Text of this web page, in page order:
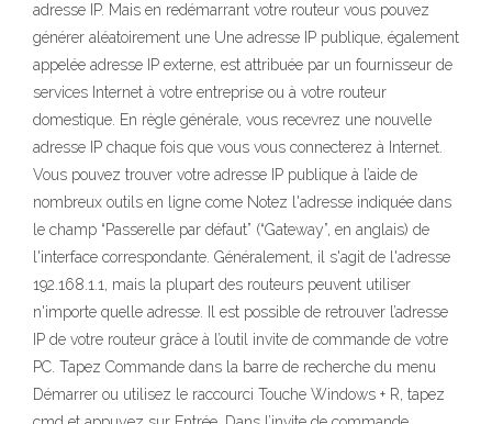
adresse IP. Mais en redémarrant votre routeur vous pouvez
générer aléatoirement une Une adresse IP publique, également
appelée adresse IP externe, est attribuée par un fournisseur de
services Internet à votre entreprise ou à votre routeur
domestique. En règle générale, vous recevrez une nouvelle
adresse IP chaque fois que vous vous connecterez à Internet.
Vous pouvez trouver votre adresse IP publique à l’aide de
nombreux outils en ligne come Notez l'adresse indiquée dans
le champ “Passerelle par défaut” (“Gateway”, en anglais) de
l'interface correspondante. Généralement, il s'agit de l'adresse
192.168.1.1, mais la plupart des routeurs peuvent utiliser
n'importe quelle adresse. Il est possible de retrouver l’adresse
IP de votre routeur grâce à l’outil invite de commande de votre
PC. Tapez Commande dans la barre de recherche du menu
Démarrer ou utilisez le raccourci Touche Windows + R, tapez